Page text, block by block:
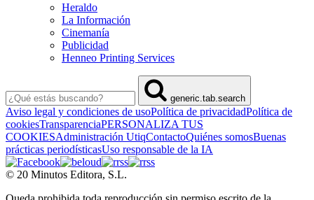
Heraldo
La Información
Cinemanía
Publicidad
Henneo Printing Services
generic.tab.search
Aviso legal y condiciones de usoPolítica de privacidadPolítica de
cookiesTransparenciaPERSONALIZA TUS
COOKIESAdministración UtiqContactoQuiénes somosBuenas
prácticas periodísticasUso responsable de la IA
© 20 Minutos Editora, S.L.